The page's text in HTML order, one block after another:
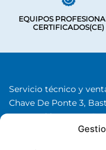
EQUIPOS
CERTIFICADOS(CE)
Servicio técnico y
Chave De Ponte 3,
15280 Brión, A Coruña
Iberfence SL I NIF: